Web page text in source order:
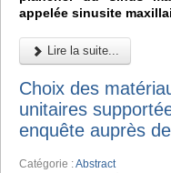
appelée sinusite
Lire la suite...
Choix des
unitaires
enquête auprès
Catégorie :Abstract